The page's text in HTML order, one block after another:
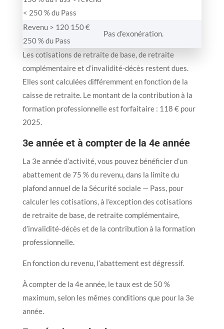
< 250 % du Pass
Revenu > 120 150 €
250 % du Pass
Pas d’exonération.
Les cotisations de retraite de base, de retraite
complémentaire et d’invalidité-décès restent dues.
Elles sont calculées différemment en fonction de la
caisse de retraite. Le montant de la contribution à la
formation professionnelle est forfaitaire : 118 € pour
2025.
3e année et à compter de la 4e année
La 3e année d’activité, vous pouvez bénéficier d’un
abattement de 75 % du revenu, dans la limite du
plafond annuel de la Sécurité sociale — Pass, pour
calculer les cotisations, à l’exception des cotisations
de retraite de base, de retraite complémentaire,
d’invalidité-décès et de la contribution à la formation
professionnelle.
En fonction du revenu, l’abattement est dégressif.
À compter de la 4e année, le taux est de 50 %
maximum, selon les mêmes conditions que pour la 3e
année.